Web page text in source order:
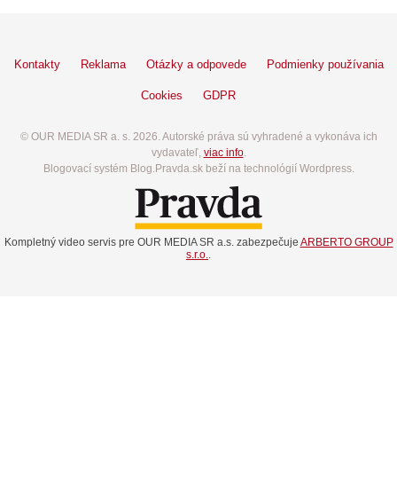
Kontakty Reklama Otázky a odpovede Podmienky používania
Cookies GDPR
© OUR MEDIA SR a. s. 2026. Autorské práva sú vyhradené a vykonáva ich
vydavateľ, viac info.
Blogovací systém Blog.Pravda.sk beží na technológií Wordpress.
Kompletný video servis pre OUR MEDIA SR a.s. zabezpečuje ARBERTO GROUP
s.r.o..